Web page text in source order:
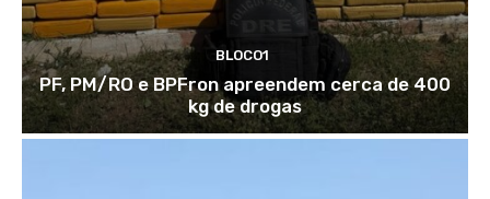
BLOCO1
PF, PM/RO e BPFron apreendem cerca de 400
kg de drogas